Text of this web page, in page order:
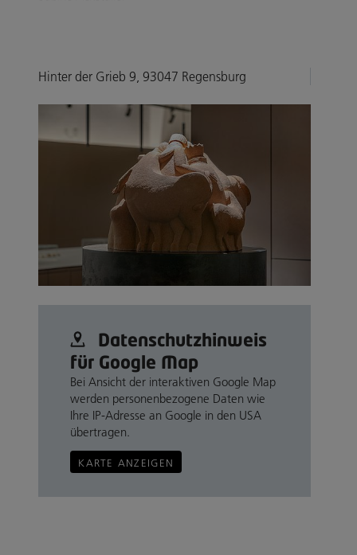
Hinter der Grieb 9, 93047 Regensburg
Datenschutz­hinweis
für Google Map
Bei Ansicht der interaktiven Google Map
werden personenbezogene Daten wie
Ihre IP-Adresse an Google in den USA
übertragen.
KARTE ANZEIGEN